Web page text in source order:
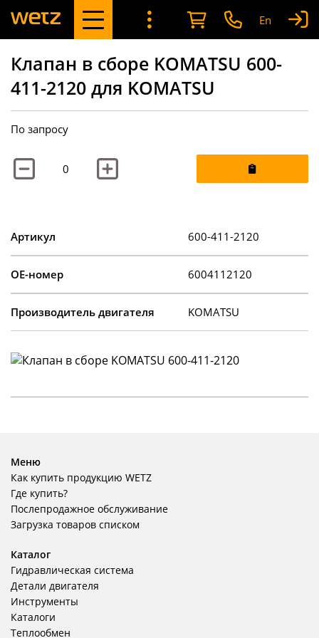
En
Клапан в сборе KOMATSU 600-
411-2120 для KOMATSU
По запросу
Артикул 600-411-2120
OE-номер 6004112120
Производитель двигателя KOMATSU
Меню
Как купить продукцию WETZ
Где купить?
Послепродажное обслуживание
Загрузка товаров списком
Каталог
Гидравлическая система
Детали двигателя
Инструменты
Каталоги
Теплообмен